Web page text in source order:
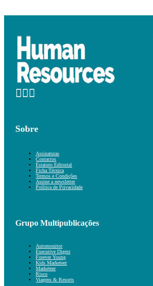
Sobre
Assinaturas
Contactos
Estatuto Editorial
Ficha Técnica
Termos e Condições
Assine a newsletter
Política de Privacidade
Grupo Multipublicações
Automonitor
Executive Digest
Forever Young
Kids Marketeer
Marketeer
Risco
Viagens & Resorts